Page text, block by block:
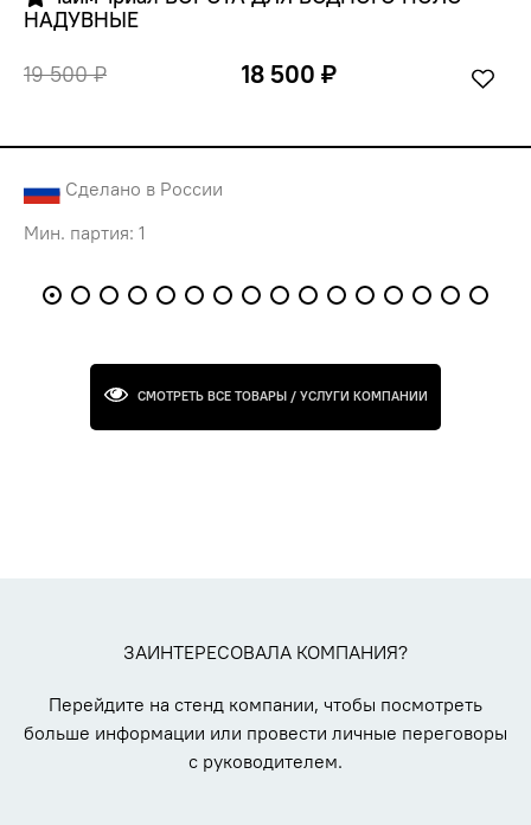
НАДУВНЫЕ
19 500 ₽
18 500 ₽
Сделано в России
Мин. партия: 1
СМОТРЕТЬ ВСЕ ТОВАРЫ / УСЛУГИ КОМПАНИИ
ЗАИНТЕРЕСОВАЛА КОМПАНИЯ?
Перейдите на стенд компании, чтобы посмотреть
больше информации или провести личные переговоры
с руководителем.